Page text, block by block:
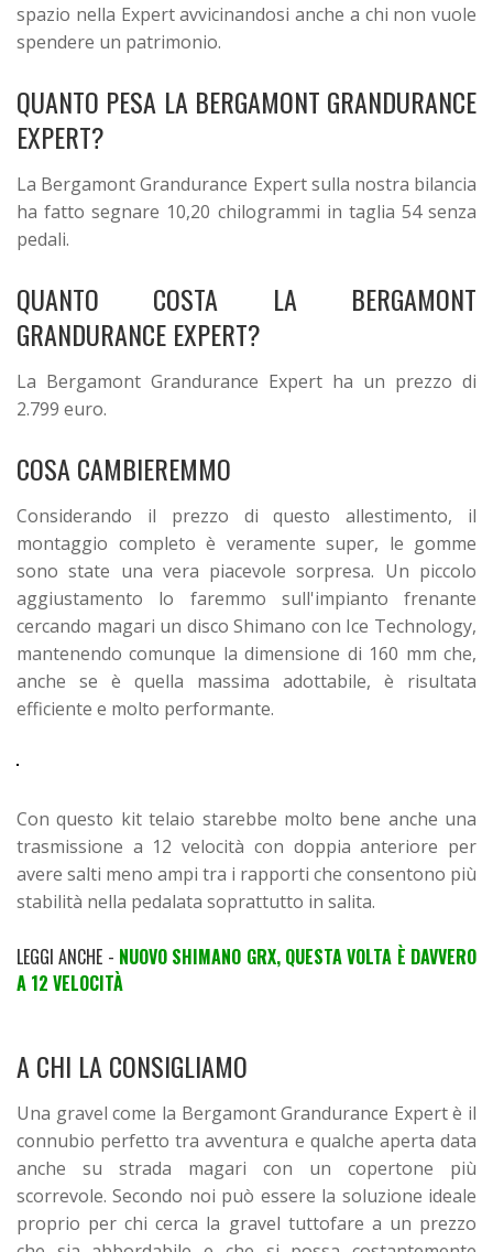
spazio nella Expert avvicinandosi anche a chi non vuole
spendere un patrimonio.
QUANTO PESA LA BERGAMONT GRANDURANCE
EXPERT?
La Bergamont Grandurance Expert sulla nostra bilancia
ha fatto segnare 10,20 chilogrammi in taglia 54 senza
pedali.
QUANTO COSTA LA BERGAMONT
GRANDURANCE EXPERT?
La Bergamont Grandurance Expert ha un prezzo di
2.799 euro.
COSA CAMBIEREMMO
Considerando il prezzo di questo allestimento, il
montaggio completo è veramente super, le gomme
sono state una vera piacevole sorpresa. Un piccolo
aggiustamento lo faremmo sull'impianto frenante
cercando magari un disco Shimano con Ice Technology,
mantenendo comunque la dimensione di 160 mm che,
anche se è quella massima adottabile, è risultata
efficiente e molto performante.
Con questo kit telaio starebbe molto bene anche una
trasmissione a 12 velocità con doppia anteriore per
avere salti meno ampi tra i rapporti che consentono più
stabilità nella pedalata soprattutto in salita.
LEGGI ANCHE - NUOVO SHIMANO GRX, QUESTA VOLTA È DAVVERO
A 12 VELOCITÀ
A CHI LA CONSIGLIAMO
Una gravel come la Bergamont Grandurance Expert è il
connubio perfetto tra avventura e qualche aperta data
anche su strada magari con un copertone più
scorrevole. Secondo noi può essere la soluzione ideale
proprio per chi cerca la gravel tuttofare a un prezzo